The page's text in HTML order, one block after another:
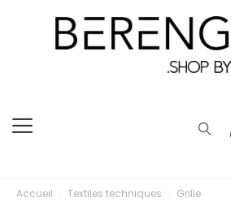
Accueil Textiles techniques Grille